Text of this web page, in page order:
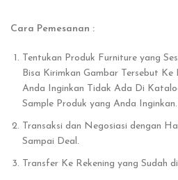
Cara Pemesanan :
Tentukan Produk Furniture yang
Bisa Kirimkan Gambar Tersebut Ke
Anda Inginkan Tidak Ada Di
Sample Produk yang Anda Inginkan.
Transaksi dan Negosiasi dengan
Sampai Deal.
Transfer Ke Rekening yang Sudah